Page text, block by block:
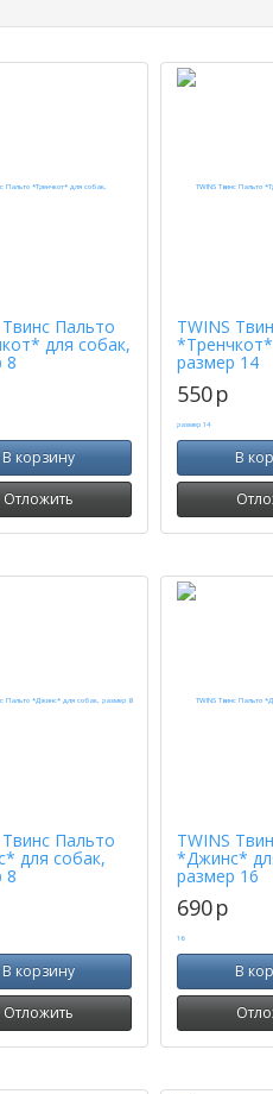
Твинс Пальто
для собак,
8
В корзину
Отложить
TWINS
размер 14
550p
В
Твинс Пальто
для собак,
8
В корзину
Отложить
TWINS
*Джинс*
размер 16
690p
В